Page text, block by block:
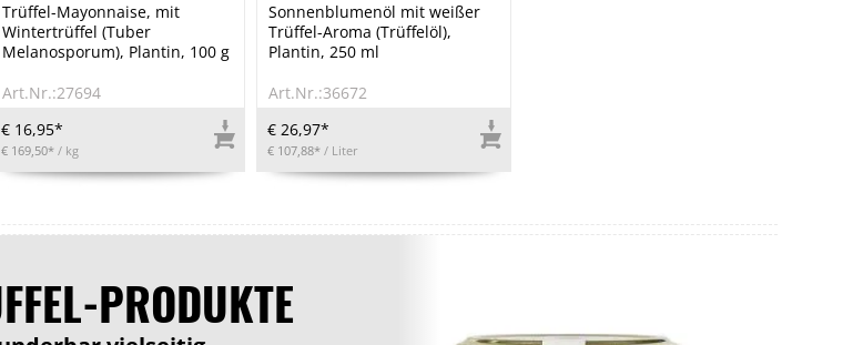
Trüffel-Mayonnaise, mit
Wintertrüffel (Tuber
Melanosporum), Plantin, 100 g
Art.Nr.:27694
€ 16,95*
€ 169,50* / kg
Sonnenblumenöl mit weißer
Trüffel-Aroma (Trüffelöl),
Plantin, 250 ml
Art.Nr.:36672
€ 26,97*
€ 107,88* / Liter
PRODUKTE